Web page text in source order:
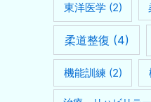
東洋医学(2)
柔道整復 (4)
機能訓練 (2)